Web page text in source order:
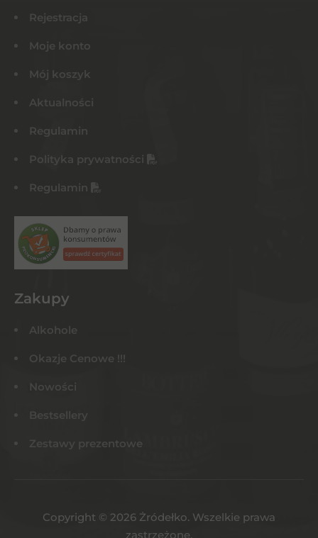
Rejestracja
Moje konto
Mój koszyk
Aktualności
Regulamin
Polityka prywatności
Regulamin
Zakupy
Alkohole
Okazje Cenowe !!!
Nowości
Bestsellery
Zestawy prezentowe
Copyright © 2026 Żródełko. Wszelkie prawa
zastrzeżone.